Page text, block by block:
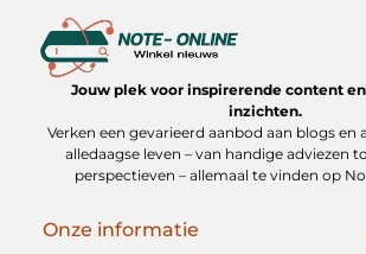
Jouw plek voor inspirerende content
inzichten.
Verken een gevarieerd aanbod aan blogs en
alledaagse leven – van handige adviezen
perspectieven – allemaal te vinden op
Onze informatie